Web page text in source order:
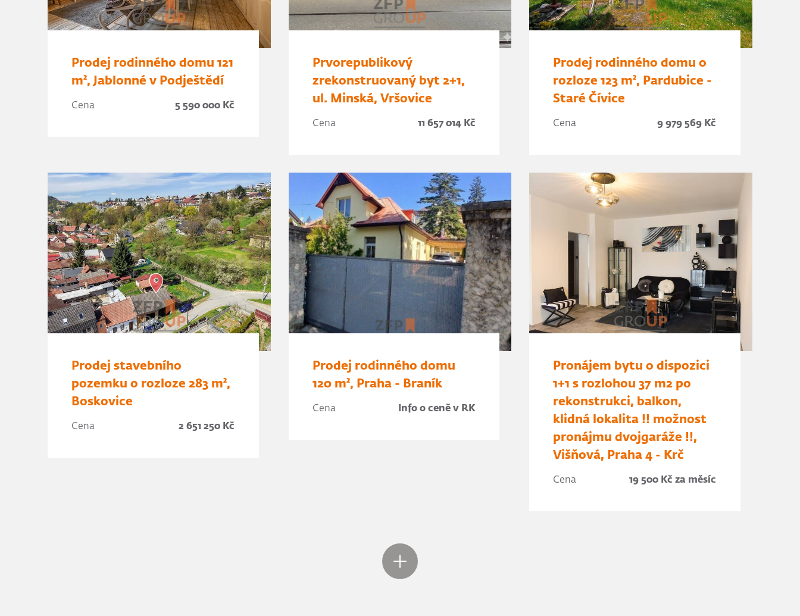
Prodej rodinného domu 121
m², Jablonné v Podještědí
Cena 5 590 000 Kč
Prvorepublikový
zrekonstruovaný byt 2+1,
ul. Minská, Vršovice
Cena 11 657 014 Kč
Prodej rodinného domu o
rozloze 123 m², Pardubice -
Staré Čívice
Cena 9 979 569 Kč
Prodej stavebního
pozemku o rozloze 283 m²,
Boskovice
Cena 2 651 250 Kč
Prodej rodinného domu
120 m², Praha - Braník
Cena Info o ceně v RK
Pronájem bytu o dispozici
1+1 s rozlohou 37 m2 po
rekonstrukci, balkon,
klidná lokalita !! možnost
pronájmu dvojgaráže !!,
Višňová, Praha 4 - Krč
Cena 19 500 Kč za měsíc